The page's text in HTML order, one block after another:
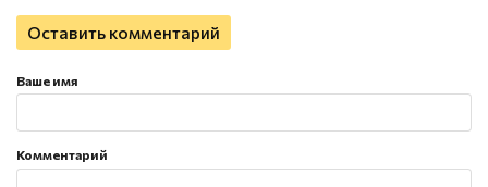
Оставить комментарий
Ваше имя
Комментарий